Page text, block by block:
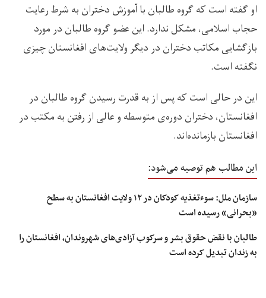
او گفته است که گروه طالبان با آموزش دختران به شرط رعایت
حجاب اسلامی، مشکل ندارد. این عضو گروه طالبان در مورد
بازگشایی مکاتب دختران در دیگر ولایت‌های افغانستان چیزی
نگفته است.
این در حالی است که پس از به قدرت رسیدن گروه طالبان در
افغانستان، دختران دوره‌ی متوسطه و عالی از رفتن به مکتب در
افغانستان بازمانده‌اند.
این مطالب هم توصیه می‌شود:
سازمان ملل: سوءتغذیه کودکان در ۱۲ ولایت‌ افغانستان به سطح
«بحرانی» رسیده است
طالبان با نقض حقوق بشر و سرکوب آزادی‌های شهروندان، افغانستان را
به زندان تبدیل کرده است